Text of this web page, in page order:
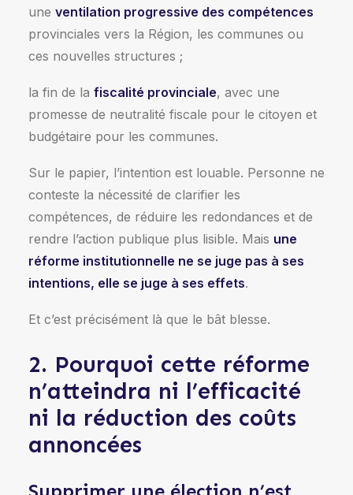
une ventilation progressive des compétences
provinciales vers la Région, les communes ou
ces nouvelles structures ;
la fin de la fiscalité provinciale, avec une
promesse de neutralité fiscale pour le citoyen et
budgétaire pour les communes.
Sur le papier, l’intention est louable. Personne ne
conteste la nécessité de clarifier les
compétences, de réduire les redondances et de
rendre l’action publique plus lisible. Mais une
réforme institutionnelle ne se juge pas à ses
intentions, elle se juge à ses effets.
Et c’est précisément là que le bât blesse.
2. Pourquoi cette réforme
n’atteindra ni l’efficacité
ni la réduction des coûts
annoncées